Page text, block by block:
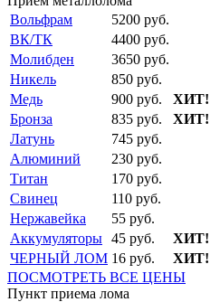
Вольфрам
5200 руб.
ВК/ТК
4400 руб.
Молибден
3650 руб.
Никель
850 руб.
Медь
900 руб.
ХИТ!
Бронза
835 руб.
ХИТ!
Латунь
745 руб.
Алюминий
230 руб.
Титан
170 руб.
Свинец
110 руб.
Нержавейка
55 руб.
Аккумуляторы 45 руб.
ХИТ!
ЧЕРНЫЙ ЛОМ 16 руб.
ХИТ!
ПОСМОТРЕТЬ ВСЕ ЦЕНЫ
Пункт приема лома